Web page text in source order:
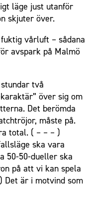
läge just utanför
skjuter över.
vårluft – sådana
avspark på Malmö
två
över sig om
Det berömda
måste på.
total. ( – – – )
ska vara
50-50-dueller ska
på att vi kan spela
Det är i motvind som